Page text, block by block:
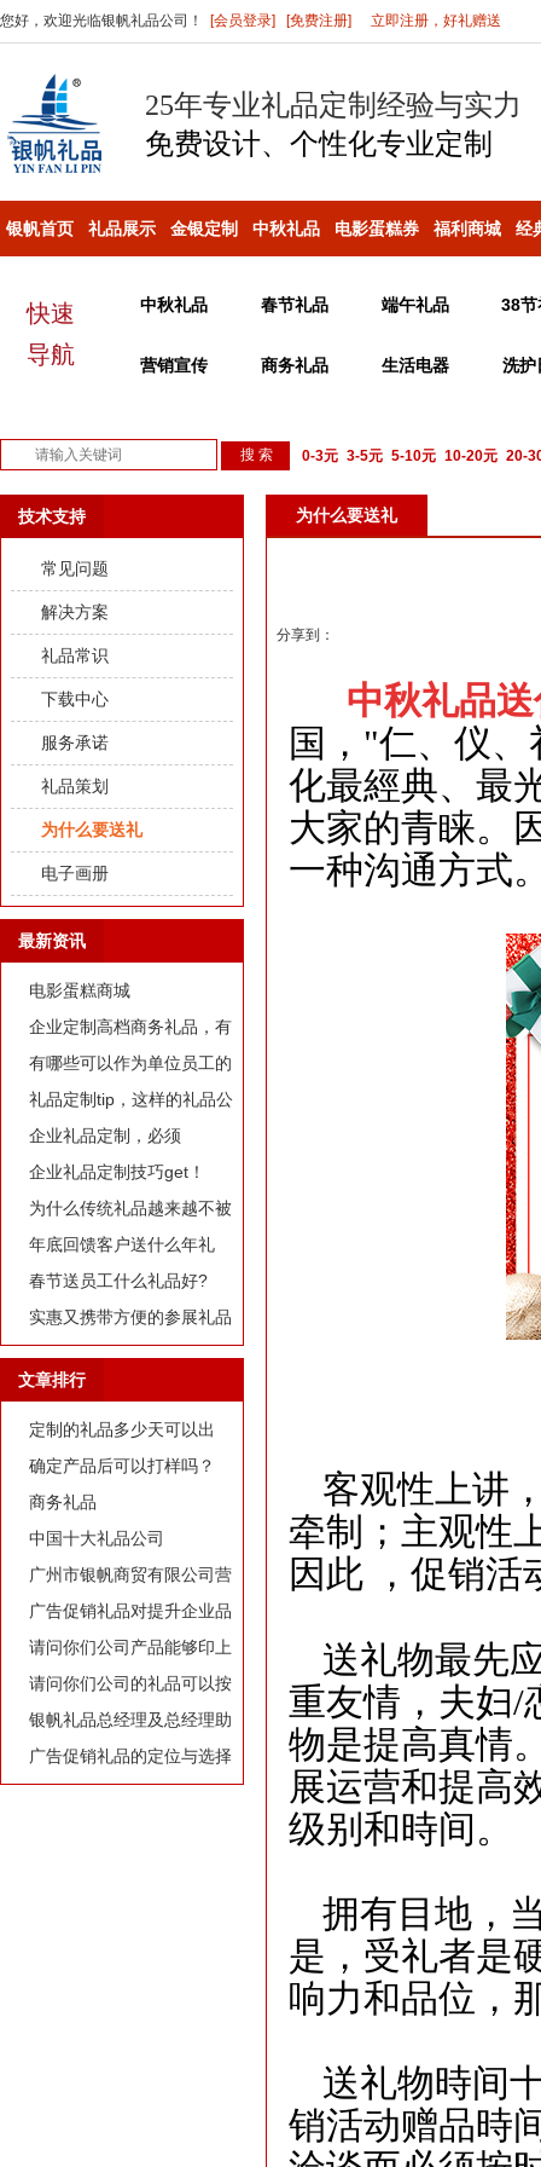
您好，欢迎光临银帆礼品公司！ [会员登录] [免费注册] 立即注册，好礼赠送
25年专业礼品定制经验与实力
免费设计、个性化专业定制
银帆首页 礼品展示 金银定制 中秋礼品 电影蛋糕券 福利商城 经
快速
导航
中秋礼品 春节礼品 端午礼品 38节
营销宣传 商务礼品 生活电器 洗护
0-3元 3-5元 5-10元 10-20元 20-
议或电话咨询
技术支持
常见问题
解决方案
礼品常识
下载中心
服务承诺
礼品策划
为什么要送礼
电子画册
最新资讯
电影蛋糕商城
企业定制高档商务礼品，有
哪些推荐？
有哪些可以作为单位员工的
定制礼品？
礼品定制tip，这样的礼品公
司我才爱！
企业礼品定制，必须
有“里”、有“面”
企业礼品定制技巧get！
为什么传统礼品越来越不被
选择了
年底回馈客户送什么年礼
好?
春节送员工什么礼品好?
实惠又携带方便的参展礼品
文章排行
定制的礼品多少天可以出
货？
确定产品后可以打样吗？
商务礼品
中国十大礼品公司
广州市银帆商贸有限公司营
业执照
广告促销礼品对提升企业品
牌有着莫大的作用
请问你们公司产品能够印上
我们公司的LOGO和广告
吗？
请问你们公司的礼品可以按
照我们的要求和构思专门设
计订做吗？
银帆礼品总经理及总经理助
理名片
广告促销礼品的定位与选择
为什么要送礼
分享到：
中秋礼品
国， "仁、仪、
化最經典、最
大家的青睐。
一种沟通方式
客观性上讲
牵制；主观性
因此
，促销
送礼物最先
重友情，夫妇/
物是提高真情
展运营和提高
级别和時间。
拥有目地，
是，受礼者是
响力和品位，
送礼物時间
销活动赠品時